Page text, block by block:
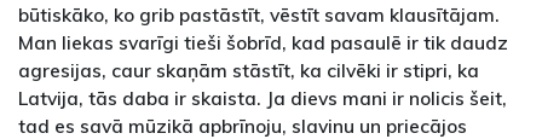
būtiskāko, ko grib pastāstīt, vēstīt savam klausītājam.
Man liekas svarīgi tieši šobrīd, kad pasaulē ir tik daudz
agresijas, caur skaņām stāstīt, ka cilvēki ir stipri, ka
Latvija, tās daba ir skaista. Ja dievs mani ir nolicis šeit,
tad es savā mūzikā apbrīnoju, slavinu un priecājos